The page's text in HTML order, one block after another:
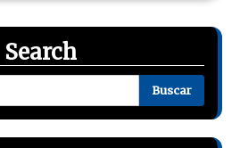
Search